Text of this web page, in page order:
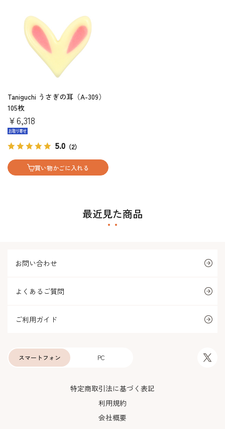
Taniguchi うさぎの耳（A-309）
105枚
￥6,318
5.0 （2）
買い物かごに入れる
最近見た商品
お問い合わせ
よくあるご質問
ご利用ガイド
PC
スマートフォン
特定商取引法に基づく表記
利用規約
会社概要